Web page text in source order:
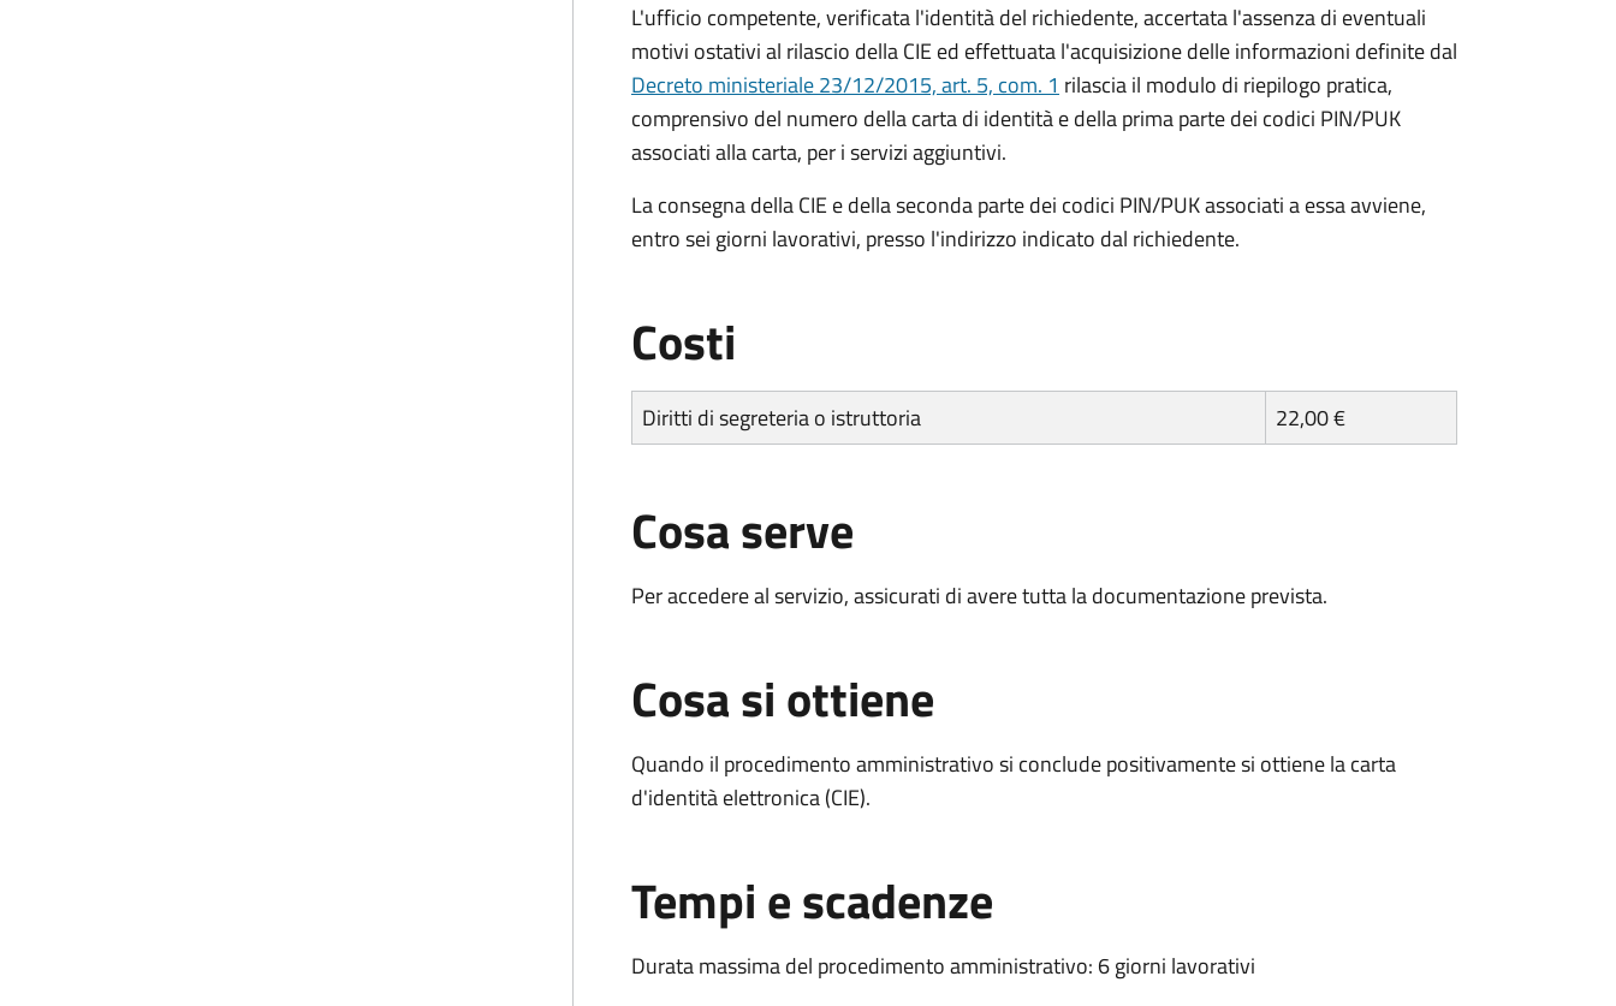
L'ufficio competente, verificata l'identità del richiedente, accertata l'assenza di eventuali
motivi ostativi al rilascio della CIE ed effettuata l'acquisizione delle informazioni definite dal
Decreto ministeriale 23/12/2015, art. 5, com. 1 rilascia il modulo di riepilogo pratica,
comprensivo del numero della carta di identità e della prima parte dei codici PIN/PUK
associati alla carta, per i servizi aggiuntivi.
La consegna della CIE e della seconda parte dei codici PIN/PUK associati a essa avviene,
entro sei giorni lavorativi, presso l'indirizzo indicato dal richiedente.
Costi
Diritti di segreteria o istruttoria 22,00 €
Cosa serve
Per accedere al servizio, assicurati di avere tutta la documentazione prevista.
Cosa si ottiene
Quando il procedimento amministrativo si conclude positivamente si ottiene la carta
d'identità elettronica (CIE).
Tempi e scadenze
Durata massima del procedimento amministrativo: 6 giorni lavorativi